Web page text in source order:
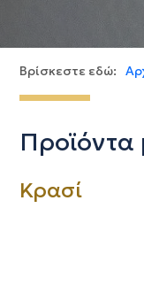
Βρίσκεστε εδώ:
Κρασί